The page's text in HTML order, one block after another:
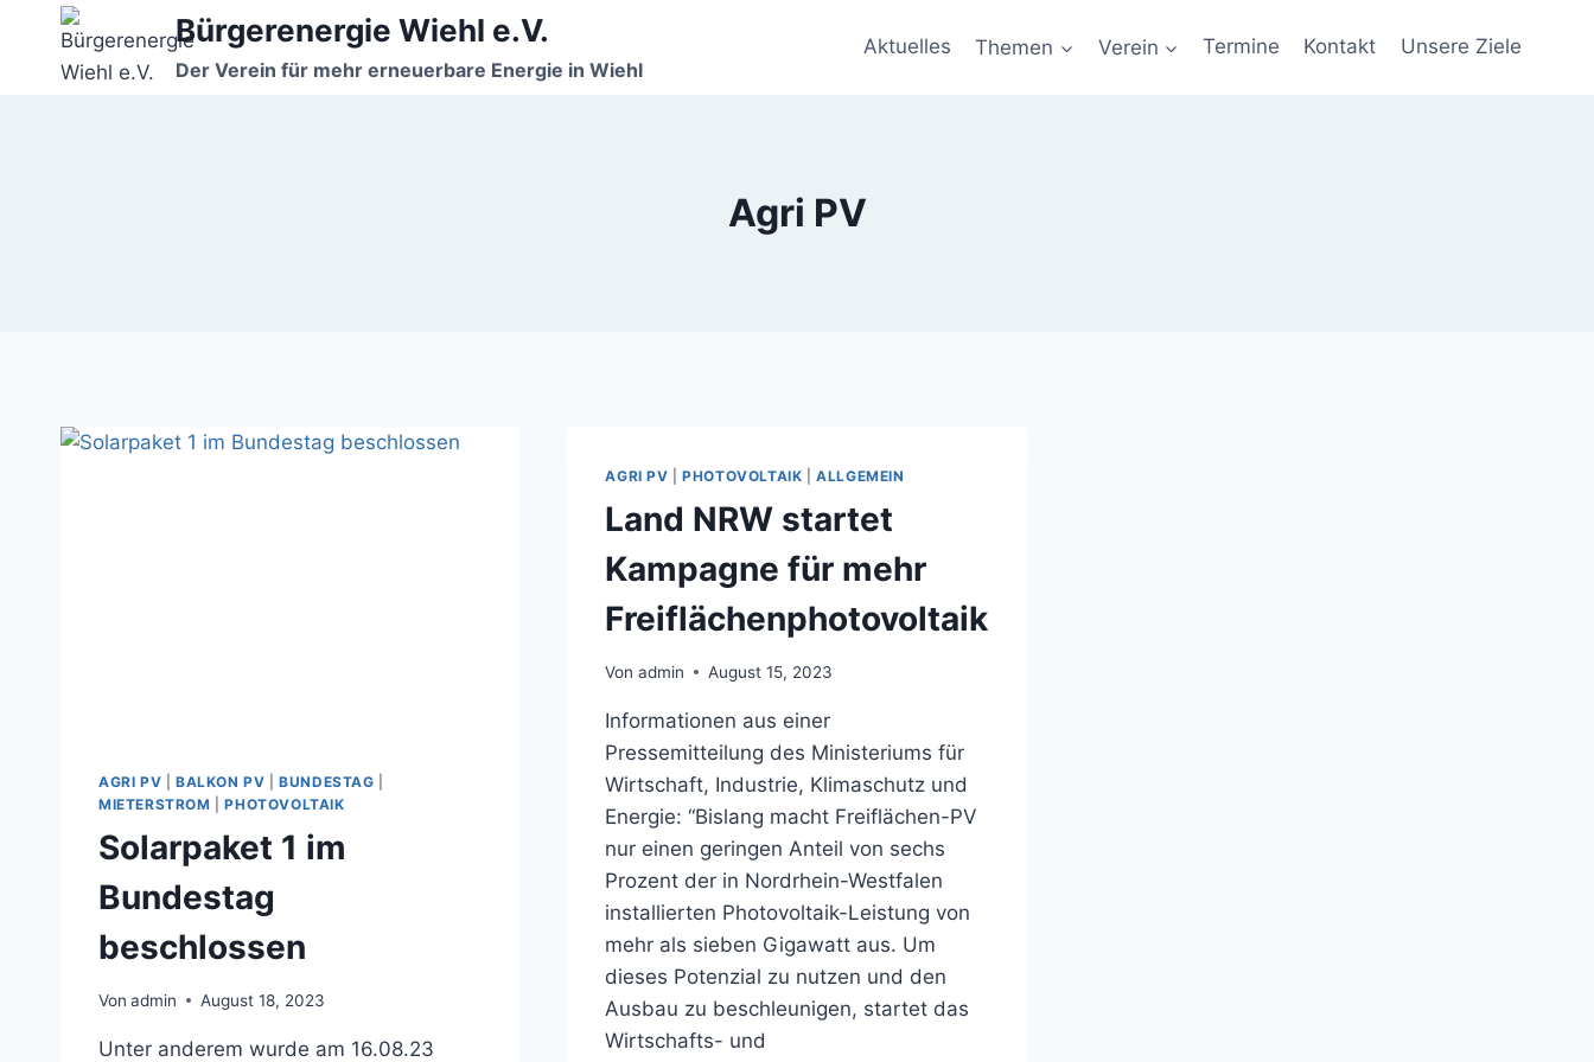
springen
Bürgerenergie Wiehl e.V.
Der Verein für mehr erneuerbare Energie in Wiehl
Aktuelles Themen Verein Termine Kontakt Unsere Ziele
Agri PV
AGRI PV BALKON PV |BUNDESTAG
MIETERSTROM |PHOTOVOLTAIK
Solarpaket 1 im
Bundestag
beschlossen
Von admin August 18, 2023
Unter anderem wurde am 16.08.23
AGRI PV |PHOTOVOLTAIK |ALLGEMEIN
Land NRW startet
Kampagne für mehr
Freiflächenphotovoltaik
Von admin August 15, 2023
Informationen aus einer
Pressemitteilung des Ministeriums für
Wirtschaft, Industrie, Klimaschutz und
Energie: “Bislang macht Freiflächen-PV
nur einen geringen Anteil von sechs
Prozent der in Nordrhein-Westfalen
installierten Photovoltaik-Leistung von
mehr als sieben Gigawatt aus. Um
dieses Potenzial zu nutzen und den
Ausbau zu beschleunigen, startet das
Wirtschafts- und